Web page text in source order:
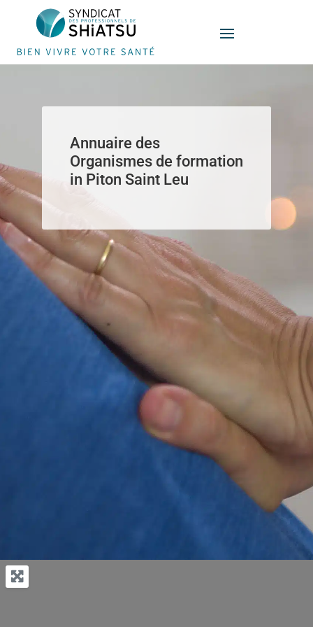
Annuaire des
Organismes de formation
in Piton Saint Leu
Panneau de gestion des cookies